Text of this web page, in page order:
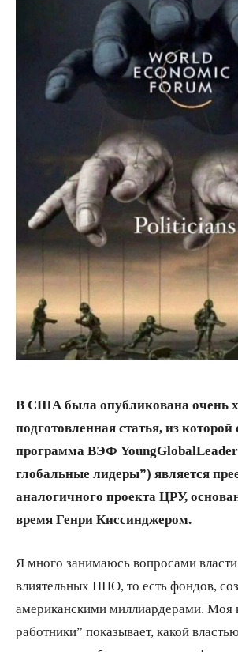
В США была опубликована очень
подготовленная статья, из которой
программа ВЭФ YoungGlobal
глобальные лидеры”) является
аналогичного проекта ЦРУ,
время Генри Киссинджером.
Я много занимаюсь вопросами
влиятельных НПО, то есть фондов,
американскими миллиардерами. Моя
работники” показывает, какой